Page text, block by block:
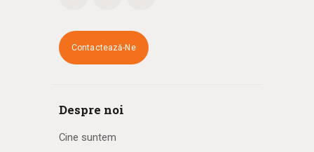
Contactează-Ne
Despre noi
Cine suntem